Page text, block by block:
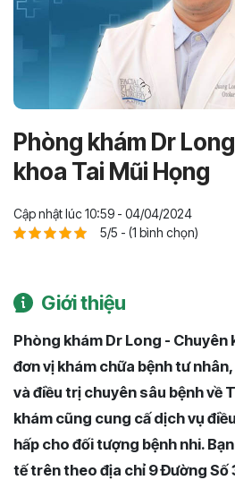
Phòng khám Dr
khoa Tai Mũi Họng
Cập nhật lúc 10:59 - 04/04/2024
5/5 - (1 bình chọn)
Giới thiệu
Phòng khám Dr Long - Chuyên
đơn vị khám chữa bệnh tư
và điều trị chuyên sâu bệnh về
khám cũng cung cấ dịch vụ
hấp cho đối tượng bệnh nhi.
tế trên theo địa chỉ 9 Đường Số